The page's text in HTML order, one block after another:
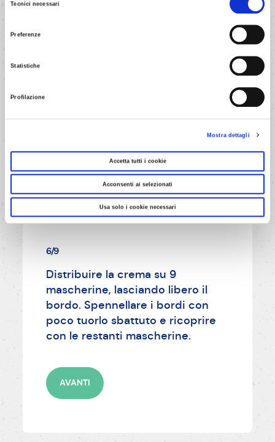
Tecnici necessari
Preferenze
Statistiche
Profilazione
Mostra dettagli
Accetta tutti i cookie
Acconsenti ai selezionati
Usa solo i cookie necessari
6/9
Distribuire la crema su 9
mascherine, lasciando libero il
bordo. Spennellare i bordi con
poco tuorlo sbattuto e ricoprire
con le restanti mascherine.
AVANTI